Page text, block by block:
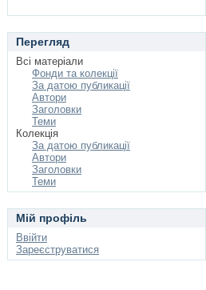
Перегляд
Всі матеріали
Фонди та колекції
За датою публикації
Автори
Заголовки
Теми
Колекція
За датою публикації
Автори
Заголовки
Теми
Мій профіль
Ввійти
Зареєструватися